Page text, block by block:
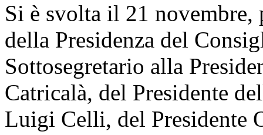
Si è svolta il 21 novembre,
della Presidenza del
Sottosegretario alla
Catricalà, del Presidente
Luigi Celli, del Presidente